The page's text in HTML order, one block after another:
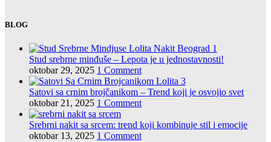
BLOG
Stud srebrne minđuše – Lepota je u jednostavnosti!
oktobar 29, 2025 1 Comment
Satovi sa crnim brojčanikom – Trend koji je osvojio svet
oktobar 21, 2025 1 Comment
Srebrni nakit sa srcem: trend koji kombinuje stil i emocije
oktobar 13, 2025 1 Comment